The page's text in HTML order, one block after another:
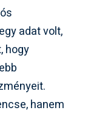
adat volt,
hogy
hanem